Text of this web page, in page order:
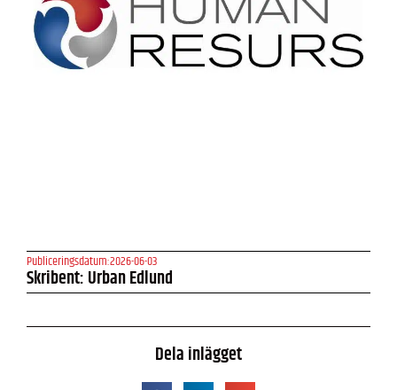
Publiceringsdatum:2026-06-03
Skribent: Urban Edlund
Dela inlägget